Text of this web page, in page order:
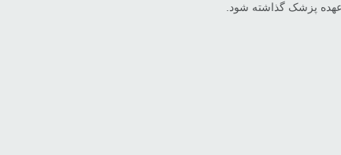
پزشک گذاشته شود.